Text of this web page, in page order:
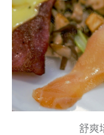
舒爽